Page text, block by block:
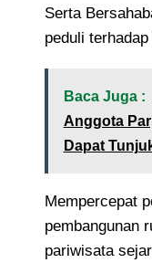
Serta
peduli
Baca Juga :
Anggota
Dapat
Mempercepat
pembangunan
pariwisata